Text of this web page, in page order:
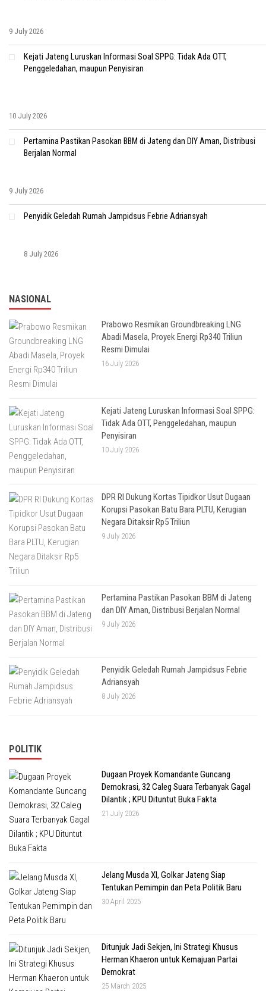
9 July 2026
Kejati Jateng Luruskan Informasi Soal SPPG: Tidak Ada OTT,
Penggeledahan, maupun Penyisiran
10 July 2026
Pertamina Pastikan Pasokan BBM di Jateng dan DIY Aman, Distribusi
Berjalan Normal
9 July 2026
Penyidik Geledah Rumah Jampidsus Febrie Adriansyah
8 July 2026
NASIONAL
Prabowo Resmikan Groundbreaking LNG
Abadi Masela, Proyek Energi Rp340 Triliun
Resmi Dimulai
16 July 2026
Kejati Jateng Luruskan Informasi Soal SPPG:
Tidak Ada OTT, Penggeledahan, maupun
Penyisiran
10 July 2026
DPR RI Dukung Kortas Tipidkor Usut Dugaan
Korupsi Pasokan Batu Bara PLTU, Kerugian
Negara Ditaksir Rp5 Triliun
9 July 2026
Pertamina Pastikan Pasokan BBM di Jateng
dan DIY Aman, Distribusi Berjalan Normal
9 July 2026
Penyidik Geledah Rumah Jampidsus Febrie
Adriansyah
8 July 2026
POLITIK
Dugaan Proyek Komandante Guncang
Demokrasi, 32 Caleg Suara Terbanyak Gagal
Dilantik ; KPU Dituntut Buka Fakta
21 July 2026
Jelang Musda XI, Golkar Jateng Siap
Tentukan Pemimpin dan Peta Politik Baru
30 April 2025
Ditunjuk Jadi Sekjen, Ini Strategi Khusus
Herman Khaeron untuk Kemajuan Partai
Demokrat
25 March 2025